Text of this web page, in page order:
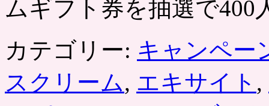
ムギフト券を抽選で
カテゴリー: キャンペー
スクリーム, エキサイト ,